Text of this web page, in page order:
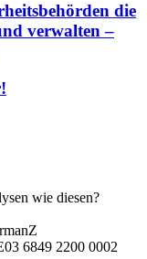
die
verwalten –
wie diesen?
6849 2200 0002